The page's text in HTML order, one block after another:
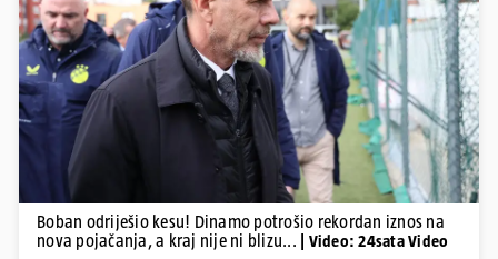
Pokretanje videa...
Boban odriješio kesu! Dinamo potrošio rekordan iznos na
nova pojačanja, a kraj nije ni blizu...
| Video: 24sata Video